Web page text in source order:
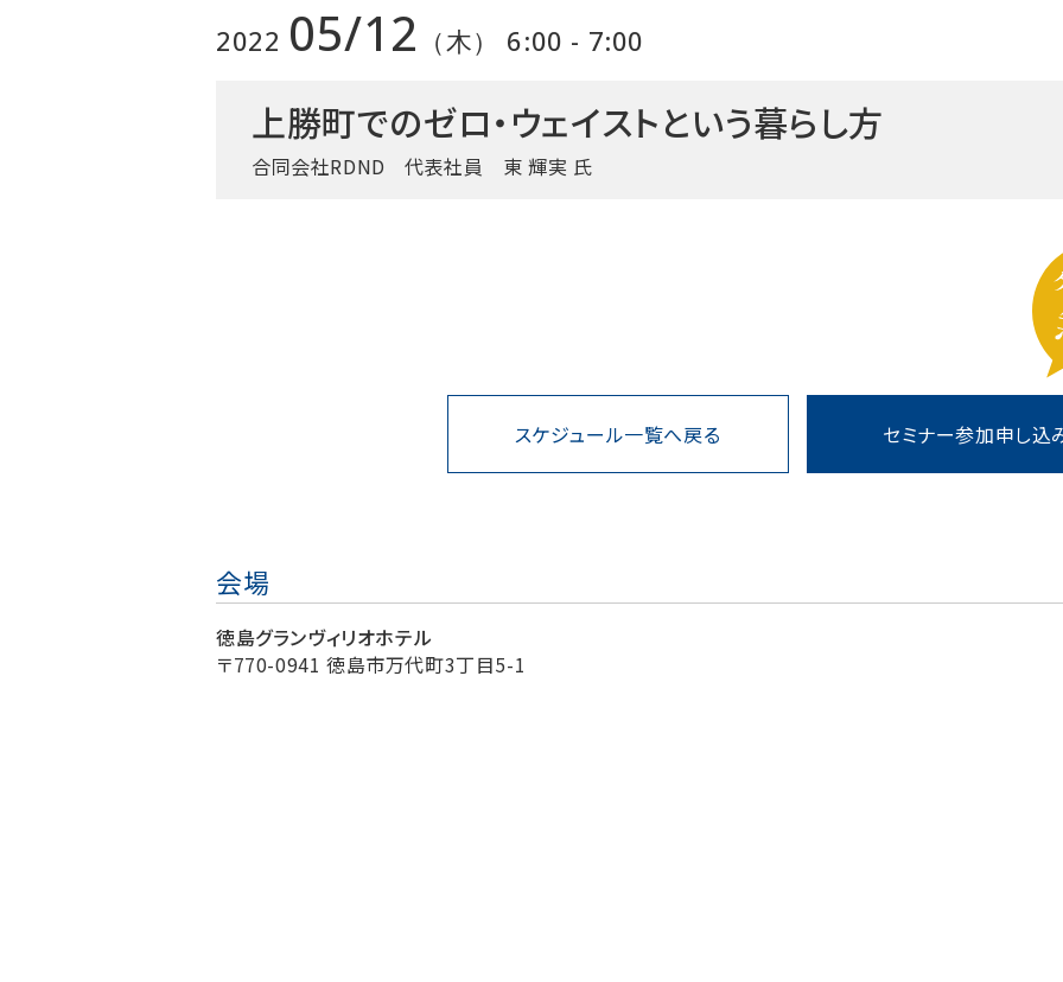
2022 05/12 （木） 6:00 - 7:00
上勝町でのゼロ・ウェイストという暮らし方
合同会社RDND 代表社員 東 輝実 氏
スケジュール一覧へ戻る セミナー参加申し込
会場
徳島グランヴィリオホテル
〒770-0941 徳島市万代町3丁目5-1